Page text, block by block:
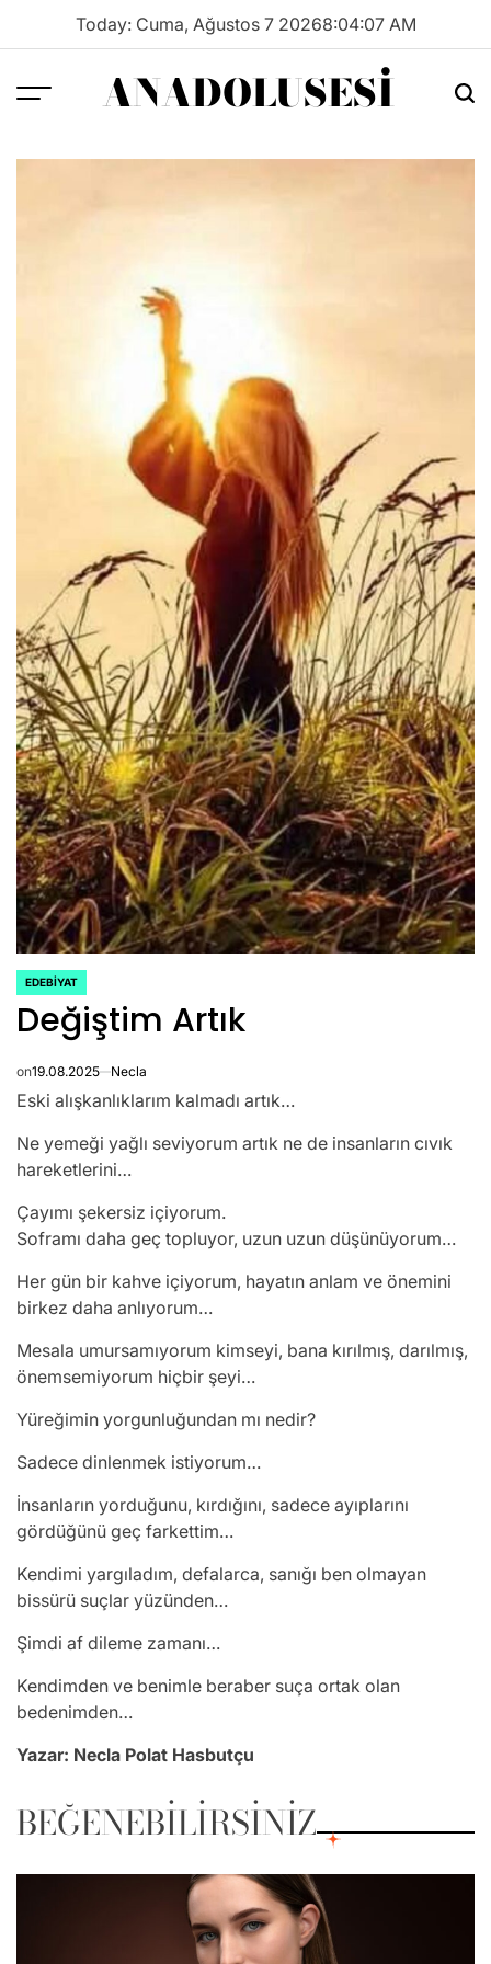
Today: Cuma, Ağustos 7 20268:04:08 AM
Menu ANADOLUSESI
POSTED
IN
EDEBIYAT
Değiştim Artık
on19.08.2025 Necla
Eski alışkanlıklarım kalmadı artık…
Ne yemeği yağlı seviyorum artık ne de insanların cıvık
hareketlerini…
Çayımı şekersiz içiyorum.
Soframı daha geç topluyor, uzun uzun düşünüyorum…
Her gün bir kahve içiyorum, hayatın anlam ve önemini
birkez daha anlıyorum…
Mesala umursamıyorum kimseyi, bana kırılmış, darılmış,
önemsemiyorum hiçbir şeyi…
Yüreğimin yorgunluğundan mı nedir?
Sadece dinlenmek istiyorum…
İnsanların yorduğunu, kırdığını, sadece ayıplarını
gördüğünü geç farkettim…
Kendimi yargıladım, defalarca, sanığı ben olmayan
bissürü suçlar yüzünden…
Şimdi af dileme zamanı…
Kendimden ve benimle beraber suça ortak olan
bedenimden…
Yazar: Necla Polat Hasbutçu
BEĞENEBILIRSINIZ